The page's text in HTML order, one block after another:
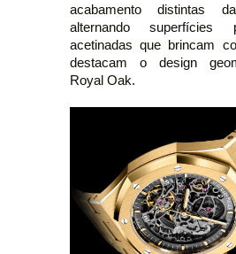
acabamento distintas
alternando superfícies
acetinadas que brincam
destacam o design
Royal Oak.